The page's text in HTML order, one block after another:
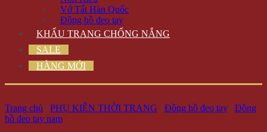
Vớ Tất Hàn Quốc
Đồng hồ đeo tay
KHẨU TRANG CHỐNG NẮNG
SALE
HÀNG MỚI
Trang chủ / PHỤ KIỆN THỜI TRANG / Đồng hồ đeo tay / Đồng
hồ đeo tay nam